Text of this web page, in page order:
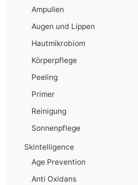
Ampullen
Augen und Lippen
Hautmikrobiom
Körperpflege
Peeling
Primer
Reinigung
Sonnenpflege
Skintelligence
Age Prevention
Anti Oxidans